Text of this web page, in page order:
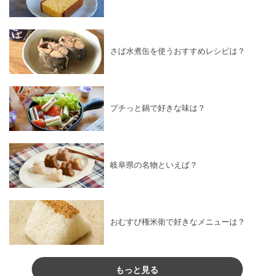
さば水煮缶を使うおすすめレシピは？
プチっと鍋で好きな味は？
岐阜県の名物といえば？
おむすび権米衛で好きなメニューは？
もっと見る